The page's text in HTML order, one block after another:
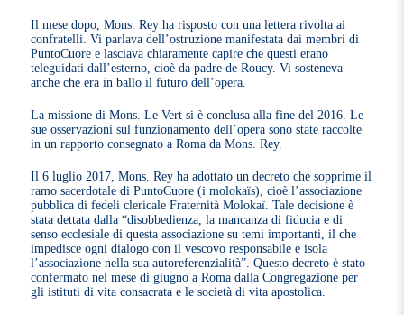
Il mese dopo, Mons. Rey ha risposto con una lettera rivolta ai
confratelli. Vi parlava dell’ostruzione manifestata dai membri di
PuntoCuore e lasciava chiaramente capire che questi erano
teleguidati dall’esterno, cioè da padre de Roucy. Vi sosteneva
anche che era in ballo il futuro dell’opera.
La missione di Mons. Le Vert si è conclusa alla fine del 2016. Le
sue osservazioni sul funzionamento dell’opera sono state raccolte
in un rapporto consegnato a Roma da Mons. Rey.
Il 6 luglio 2017, Mons. Rey ha adottato un decreto che sopprime il
ramo sacerdotale di PuntoCuore (i molokaïs), cioè l’associazione
pubblica di fedeli clericale Fraternità Molokaï. Tale decisione è
stata dettata dalla “disobbedienza, la mancanza di fiducia e di
senso ecclesiale di questa associazione su temi importanti, il che
impedisce ogni dialogo con il vescovo responsabile e isola
l’associazione nella sua autoreferenzialità”. Questo decreto è stato
confermato nel mese di giugno a Roma dalla Congregazione per
gli istituti di vita consacrata e le società di vita apostolica.